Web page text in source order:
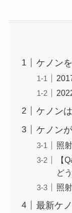
ケノン
ケノン
ケノン
照
【
ど
照
最新ケ